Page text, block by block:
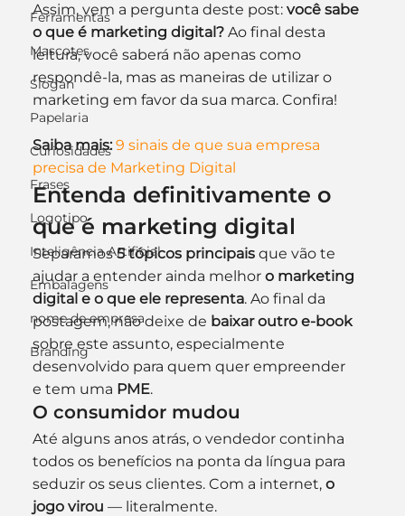
Ferramentas
Mascotes
Slogan
Papelaria
Curiosidades
Frases
Logotipo
Inteligência Artificial
Embalagens
nome de empresa
Branding
Assim, vem a pergunta deste post: você sabe
o que é marketing digital? Ao final desta
leitura, você saberá não apenas como
respondê-la, mas as maneiras de utilizar o
marketing em favor da sua marca. Confira!
Saiba mais: 9 sinais de que sua empresa
precisa de Marketing Digital
Entenda definitivamente o
que é marketing digital
Separamos 5 tópicos principais que vão te
ajudar a entender ainda melhor o marketing
digital e o que ele representa. Ao final da
postagem, não deixe de baixar outro e-book
sobre este assunto, especialmente
desenvolvido para quem quer empreender
e tem uma PME.
O consumidor mudou
Até alguns anos atrás, o vendedor continha
todos os benefícios na ponta da língua para
seduzir os seus clientes. Com a internet, o
jogo virou — literalmente.